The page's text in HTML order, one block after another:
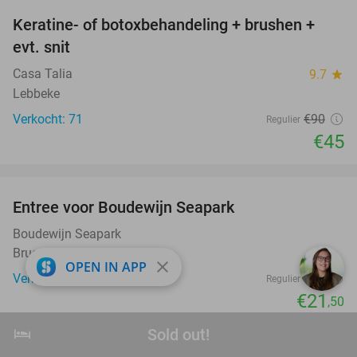
Sold out!
hotel Sold out!
50%
Keratine- of botoxbehandeling + brushen +
evt. snit
Casa Talia 9.7 star
Lebbeke
Verkocht: 71
Regulier €90
€45
Entree voor Boudewijn Seapark
Boudewijn Seapark
Brugge
Verkocht: 4.059
Regulier €33
€21 ,50
OPEN IN APP close